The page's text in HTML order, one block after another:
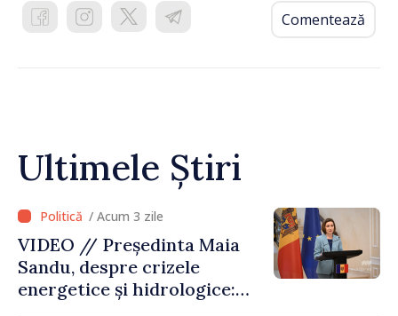
Comentează
Ultimele Știri
/ Acum 3 zile
VIDEO // Președinta Maia
Sandu, despre crizele
energetice și hidrologice: